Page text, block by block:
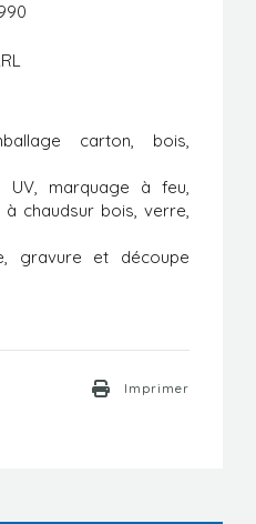
carton, bois,
UV, marquage à feu,
chaudsur bois, verre,
gravure et découpe
Imprimer